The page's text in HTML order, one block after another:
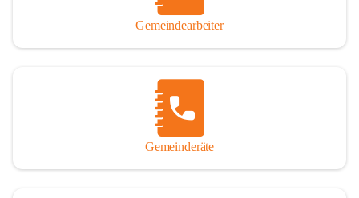
Gemeindearbeiter
Gemeinderäte